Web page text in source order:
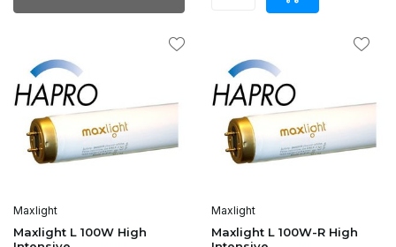
Maxlight
Maxlight L 100W High
Maxlight
Maxlight L 100W-R High